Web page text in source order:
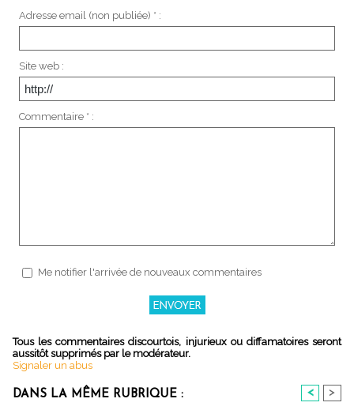
Adresse email (non publiée) * :
Site web :
Commentaire * :
Me notifier l'arrivée de nouveaux commentaires
Tous les commentaires discourtois, injurieux ou diffamatoires seront
aussitôt supprimés par le modérateur.
Signaler un abus
DANS LA MÊME RUBRIQUE : < >